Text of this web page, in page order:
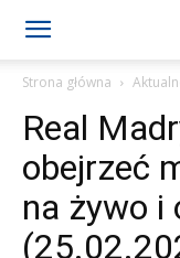
Strona główna
Real
obejrzeć
na żywo i